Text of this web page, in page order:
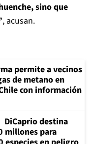
sino que
, acusan.
permite a vecinos
de metano en
con información
DiCaprio destina
millones para